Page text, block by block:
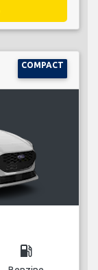
COMPACT
local_gas_station